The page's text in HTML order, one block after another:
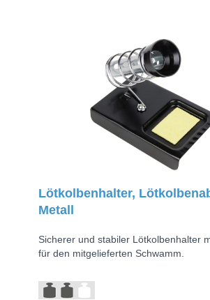
Lötkolbenhalter,
Metall
Sicherer und stabiler Lötkolbenhalter
für den mitgelieferten Schwamm.